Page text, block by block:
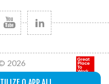
2026